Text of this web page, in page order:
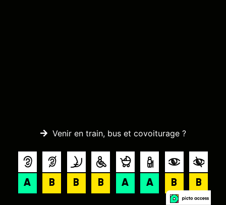
Venir en train, bus et covoiturage ?